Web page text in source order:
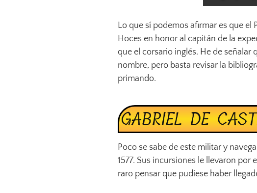
Lo que sí podemos afirmar es que el
Hoces en honor al capitán de la
que el corsario inglés. He de
nombre, pero basta revisar la
primando.
GABRIEL DE
Poco se sabe de este militar y
1577. Sus incursiones le llevaron
raro pensar que pudiese haber